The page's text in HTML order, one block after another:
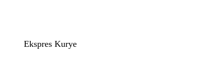
Ekspres Kurye